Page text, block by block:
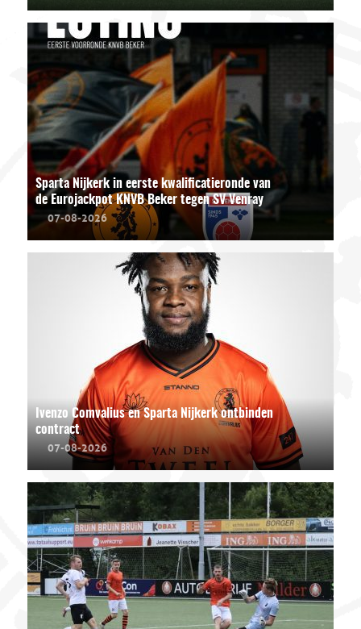
Sparta Nijkerk in eerste kwalificatieronde van
de Eurojackpot KNVB Beker tegen SV Venray
07-08-2026
Ivenzo Comvalius en Sparta Nijkerk ontbinden
contract
07-08-2026